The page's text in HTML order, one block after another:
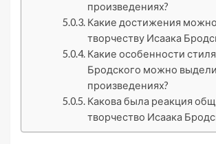
произведениях?
Какие достижения
творчеству Исаака
Какие особенности
Бродского можно
произведениях?
Какова была реакция
творчество Исаака